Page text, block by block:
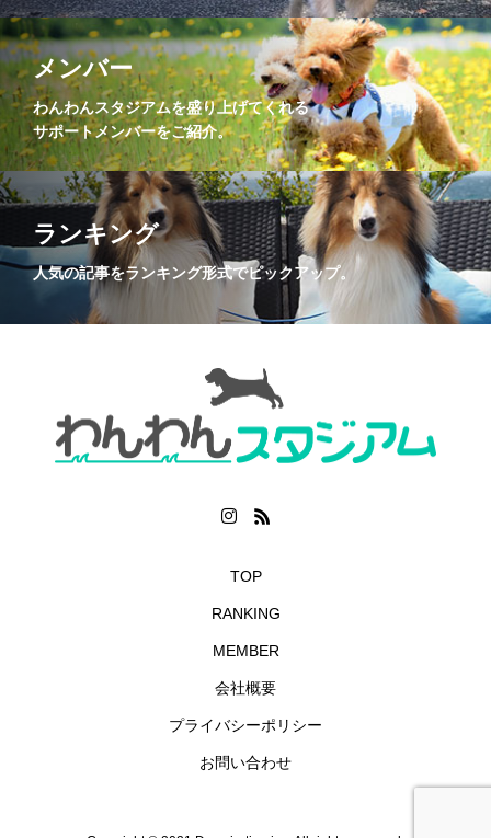
メンバー
わんわんスタジアムを盛り上げてくれる
サポートメンバーをご紹介。
ランキング
人気の記事をランキング形式でピックアップ。
TOP
RANKING
MEMBER
会社概要
プライバシーポリシー
お問い合わせ